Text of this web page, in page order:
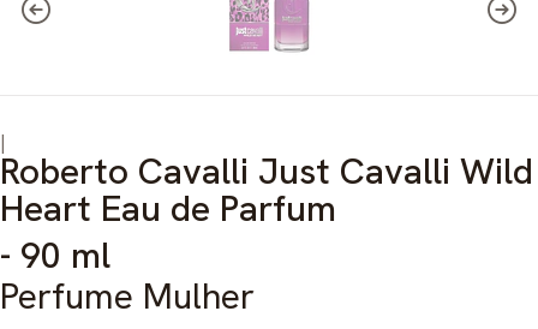
|
Roberto Cavalli Just Cavalli Wild
Heart Eau de Parfum
- 90 ml
Perfume Mulher